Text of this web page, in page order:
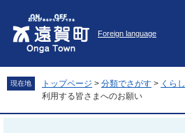
先
頭
を
飛
Foreign language
現在地 トップページ > 分類でさがす > くらし
利用する皆さまへのお願い